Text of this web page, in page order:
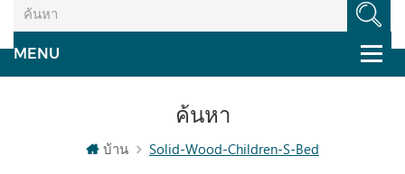
ค้นหา
บ้าน Solid-Wood-Children-S-Bed